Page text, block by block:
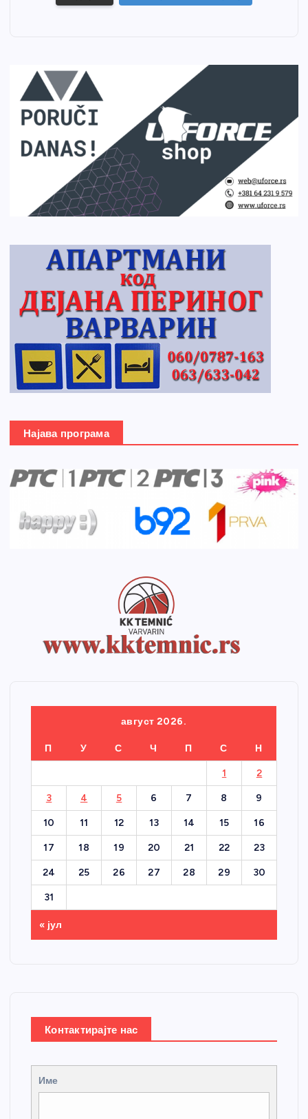
Најава програма
август 2026.
П У С Ч П С Н
1 2
3 4 5 6 7 8 9
10 11 12 13 14 15 16
17 18 19 20 21 22 23
24 25 26 27 28 29 30
31
« јул
Контактирајте нас
Име